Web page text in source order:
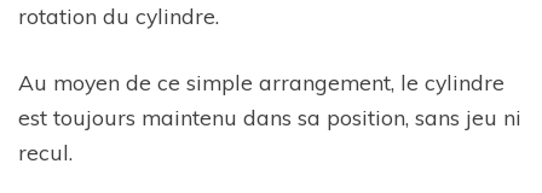
rotation du cylindre.
Au moyen de ce simple arrangement, le cylindre
est toujours maintenu dans sa position, sans jeu ni
recul.